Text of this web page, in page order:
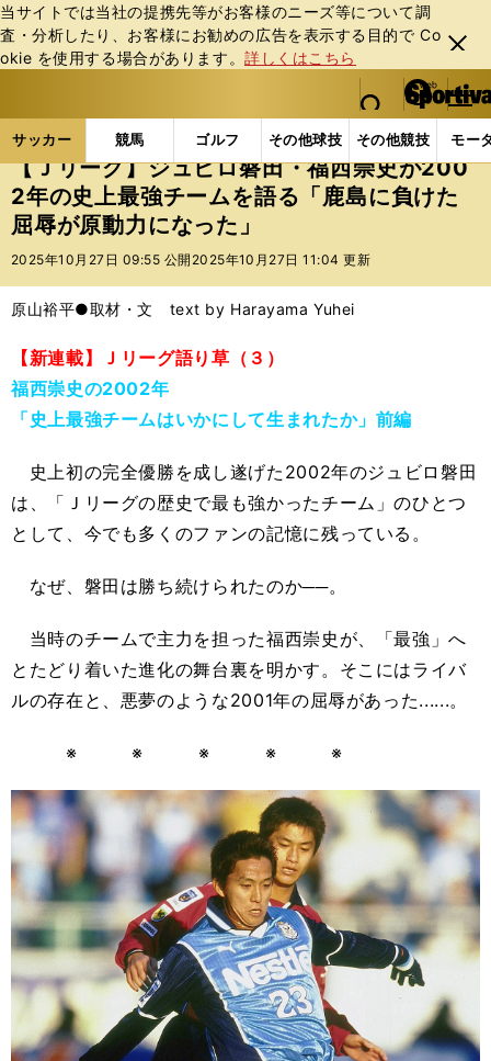
当サイトでは当社の提携先等がお客様のニーズ等について調
査・分析したり、お客様にお勧めの広告を表⽰する⽬的で Co
okie を使⽤する場合があります。詳しくはこちら
閉じ
る
web Sportiva (webスポルティーバ)
検索
マイペ
ー
ジ
メニュ
サッカー 競馬 ゴルフ その他球技 その他競技 モー
ス
ポ
ル
テ
ー
バ
サッカーの記事一覧 Jリーグ他 Jリーグ 【Ｊリ
【Ｊリーグ】ジュビロ磐田・福西崇史が200
2年の史上最強チームを語る「鹿島に負けた
屈辱が原動力になった」
2025年10月27日 09:55 公開 2025年10月27日 11:04 更新
原山裕平●取材・文 text by Harayama Yuhei
【新連載】Ｊリーグ語り草（３）
福西崇史の2002年
「史上最強チームはいかにして生まれたか」前編
史上初の完全優勝を成し遂げた2002年のジュビロ磐田
は、「Ｊリーグの歴史で最も強かったチーム」のひとつ
として、今でも多くのファンの記憶に残っている。
なぜ、磐田は勝ち続けられたのか──。
当時のチームで主力を担った福西崇史が、「最強」へ
とたどり着いた進化の舞台裏を明かす。そこにはライバ
ルの存在と、悪夢のような2001年の屈辱があった......。
※ ※ ※ ※ ※